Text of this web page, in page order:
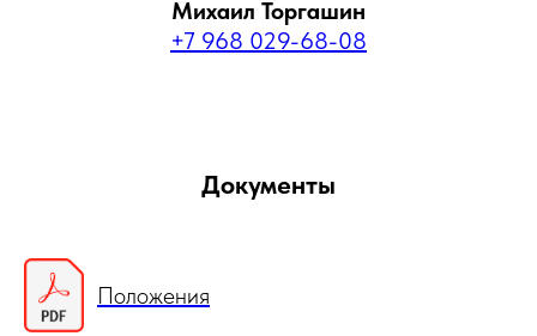
Михаил Торгашин
+7 968 029-68-08
Документы
Положения